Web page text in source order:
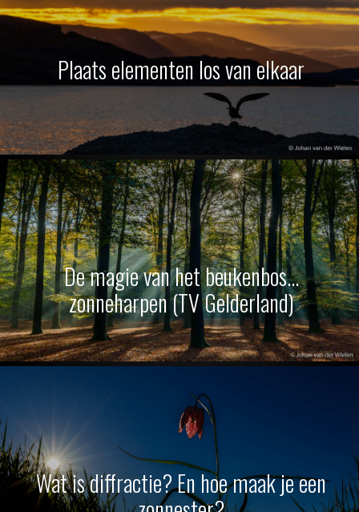
Plaats elementen los van elkaar
De magie van het beukenbos…
zonneharpen (TV Gelderland)
Wat is diffractie? En hoe maak je een